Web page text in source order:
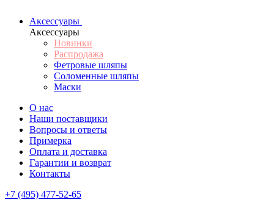
Аксессуары
Аксессуары
Новинки
Распродажа
Фетровые шляпы
Соломенные шляпы
Маски
О нас
Наши поставщики
Вопросы и ответы
Примерка
Оплата и доставка
Гарантии и возврат
Контакты
+7 (495) 477-52-65